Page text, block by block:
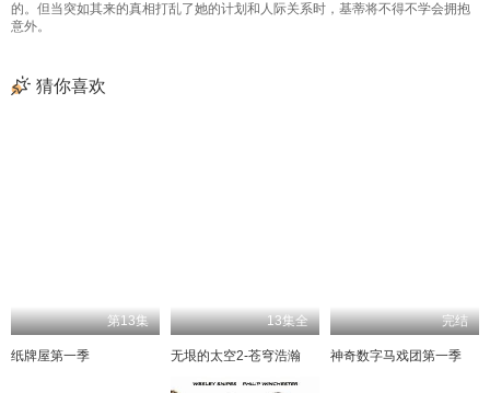
的。但当突如其来的真相打乱了她的计划和人际关系时，基蒂将不得不学会拥抱
意外。
猜你喜欢
第13集
纸牌屋第一季
13集全
无垠的太空2-苍穹浩瀚
完结
神奇数字马戏团第一季